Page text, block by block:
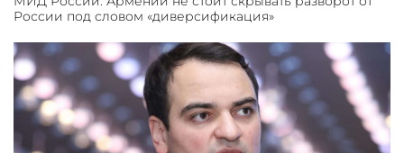
России под словом «диверсификация»